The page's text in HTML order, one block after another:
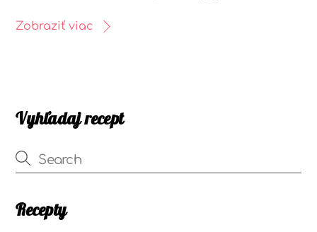
Zobraziť viac
Vyhľadaj recept
Recepty